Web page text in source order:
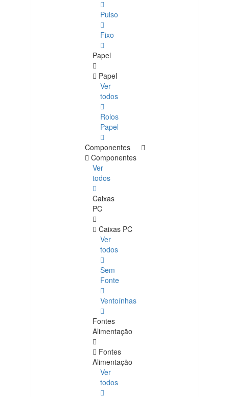
Pulso
Fixo
Papel
Papel
Ver
todos
Rolos
Papel
Componentes
Componentes
Ver
todos
Caixas
PC
Caixas PC
Ver
todos
Sem
Fonte
Ventoínhas
Fontes
Alimentação
Fontes
Alimentação
Ver
todos